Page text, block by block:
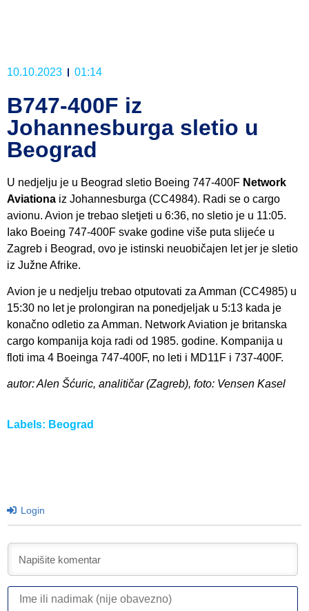
10.10.2023 01:14
B747-400F iz
Johannesburga sletio u
Beograd
U nedjelju je u Beograd sletio Boeing 747-400F Network
Aviationa iz Johannesburga (CC4984). Radi se o cargo
avionu. Avion je trebao sletjeti u 6:36, no sletio je u 11:05.
Iako Boeing 747-400F svake godine više puta slijeće u
Zagreb i Beograd, ovo je istinski neuobičajen let jer je sletio
iz Južne Afrike.
Avion je u nedjelju trebao otputovati za Amman (CC4985) u
15:30 no let je prolongiran na ponedjeljak u 5:13 kada je
konačno odletio za Amman. Network Aviation je britanska
cargo kompanija koja radi od 1985. godine. Kompanija u
floti ima 4 Boeinga 747-400F, no leti i MD11F i 737-400F.
autor: Alen Šćuric, analitičar (Zagreb), foto: Vensen Kasel
Labels: Beograd
Login